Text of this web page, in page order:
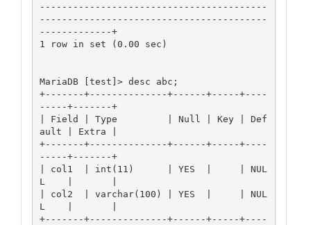
-----------------------------------------
-----------------------------------------
-------------+
1 row in set (0.00 sec)
MariaDB [test]> desc abc;
+-------+--------------+------+-----+----
-----+-------+
| Field | Type         | Null | Key | Def
ault | Extra |
+-------+--------------+------+-----+----
-----+-------+
| col1  | int(11)      | YES  |     | NUL
L    |       |
| col2  | varchar(100) | YES  |     | NUL
L    |       |
+-------+--------------+------+-----+----